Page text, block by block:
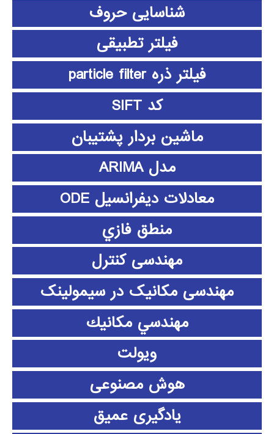
شناسایی حروف
فیلتر تطبیقی
فیلتر ذره particle filter
کد SIFT
ماشین بردار پشتیبان
مدل ARIMA
معادلات دیفرانسیل ODE
منطق فازي
مهندسی کنترل
مهندسی مکانیک در سیمولینک
مهندسي مكانيك
ویولت
هوش مصنوعی
یادگیری عمیق